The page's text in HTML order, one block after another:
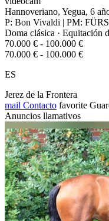
Hannoveriano, Yegua, 6
P: Bon Vivaldi | PM:
Doma clásica · Equitación
70.000 € - 100.000 €
70.000 € - 100.000 €
ES
Jerez de la Frontera
mail Contacto favorite
Anuncios llamativos